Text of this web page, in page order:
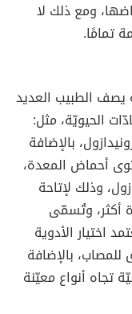
ومع ذلك لا
تمامًا.
يصف الطبيب العديد
الحيويّة، مثل:
بالإضافة
أحماض المعدة،
وذلك لإتاحة
أكثر، وتُسمّى
اختيار الأدوية
بالإضافة
تجاه أنواع معيّنة